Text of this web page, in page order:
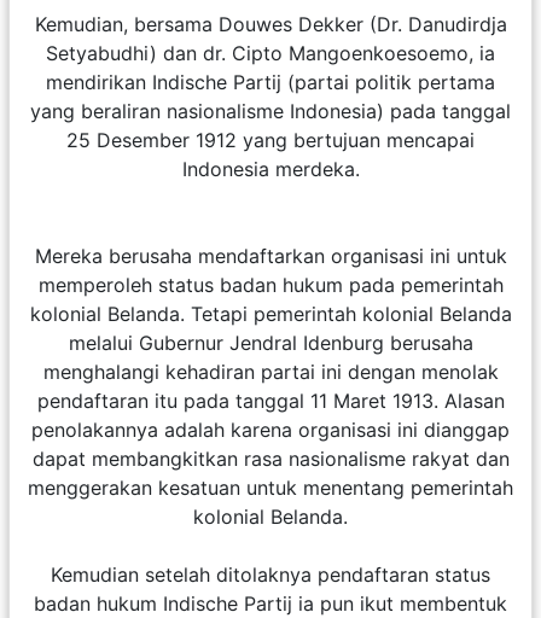
Kemudian, bersama Douwes Dekker (Dr. Danudirdja
Setyabudhi) dan dr. Cipto Mangoenkoesoemo, ia
mendirikan Indische Partij (partai politik pertama
yang beraliran nasionalisme Indonesia) pada tanggal
25 Desember 1912 yang bertujuan mencapai
Indonesia merdeka.
Mereka berusaha mendaftarkan organisasi ini untuk
memperoleh status badan hukum pada pemerintah
kolonial Belanda. Tetapi pemerintah kolonial Belanda
melalui Gubernur Jendral Idenburg berusaha
menghalangi kehadiran partai ini dengan menolak
pendaftaran itu pada tanggal 11 Maret 1913. Alasan
penolakannya adalah karena organisasi ini dianggap
dapat membangkitkan rasa nasionalisme rakyat dan
menggerakan kesatuan untuk menentang pemerintah
kolonial Belanda.
Kemudian setelah ditolaknya pendaftaran status
badan hukum Indische Partij ia pun ikut membentuk